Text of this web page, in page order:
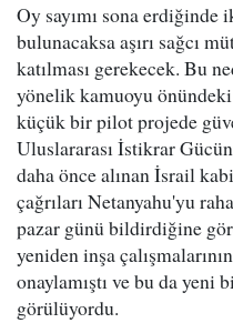
Oy sayımı sona erdiğinde
bulunacaksa aşırı sağcı
katılması gerekecek. Bu
yönelik kamuoyu
küçük bir pilot projede
Uluslararası İstikrar
daha önce alınan İsrail
çağrıları Netanyahu'yu
pazar günü bildirdiğine
yeniden inşa
onaylamıştı ve bu da yeni
görülüyordu.